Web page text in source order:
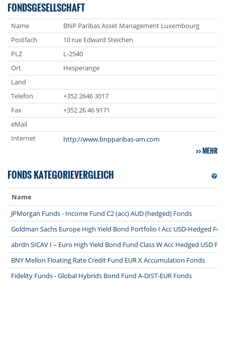
FONDSGESELLSCHAFT
Name
BNP Paribas Asset Management Luxembourg
Postfach
10 rue Edward Steichen
PLZ
L-2540
Ort
Hesperange
Land
Telefon
+352 2646 3017
Fax
+352 26 46 9171
eMail
Internet
http://www.bnpparibas-am.com
MEHR
FONDS KATEGORIEVERGLEICH
Name
JPMorgan Funds - Income Fund C2 (acc) AUD (hedged) Fonds
Goldman Sachs Europe High Yield Bond Portfolio I Acc USD-Hedged
abrdn SICAV I – Euro High Yield Bond Fund Class W Acc Hedged USD
BNY Mellon Floating Rate Credit Fund EUR X Accumulation Fonds
Fidelity Funds - Global Hybrids Bond Fund A-DIST-EUR Fonds